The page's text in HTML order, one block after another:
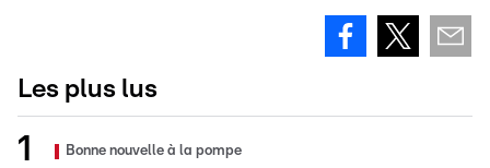
Les plus lus
Bonne nouvelle à la pompe